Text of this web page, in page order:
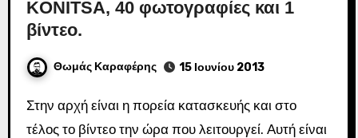
KONITSA, 40 φωτογραφίες και 1
βίντεο.
Θωμάς Καραφέρης 15 Ιουνίου 2013
Στην αρχή είναι η πορεία κατασκευής και στο
τέλος το βίντεο την ώρα που λειτουργεί. Αυτή είναι